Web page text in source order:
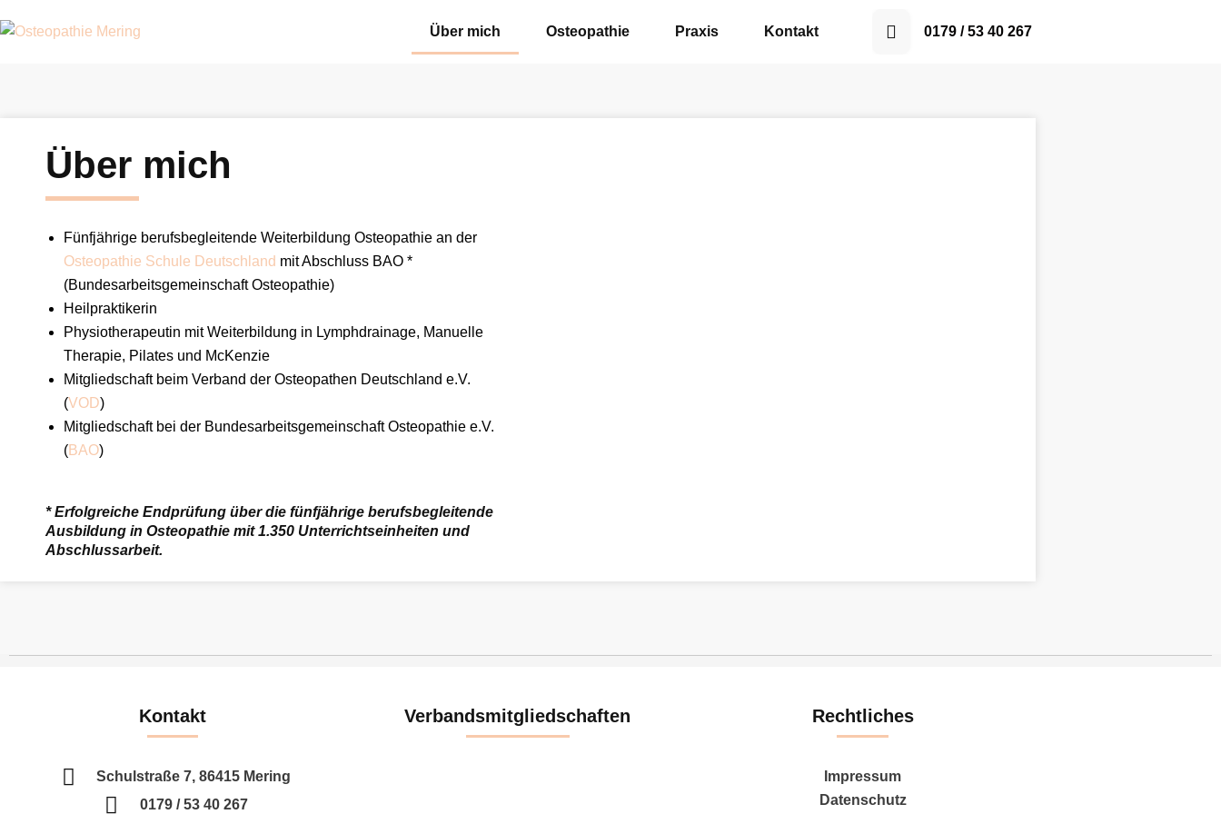
to
Über mich Osteopathie Praxis Kontakt 0179 / 53 40 267
Über mich
Fünfjährige berufsbegleitende Weiterbildung Osteopathie an der
Osteopathie Schule Deutschland mit Abschluss BAO *
(Bundesarbeitsgemeinschaft Osteopathie)
Heilpraktikerin
Physiotherapeutin mit Weiterbildung in Lymphdrainage, Manuelle
Therapie, Pilates und McKenzie
Mitgliedschaft beim Verband der Osteopathen Deutschland e.V.
(VOD)
Mitgliedschaft bei der Bundesarbeitsgemeinschaft Osteopathie e.V.
(BAO)
* Erfolgreiche Endprüfung über die fünfjährige berufsbegleitende
Ausbildung in Osteopathie mit 1.350 Unterrichtseinheiten und
Abschlussarbeit.
Kontakt
Schulstraße 7, 86415 Mering
0179 / 53 40 267
Verbandsmitgliedschaften Rechtliches
Impressum
Datenschutz